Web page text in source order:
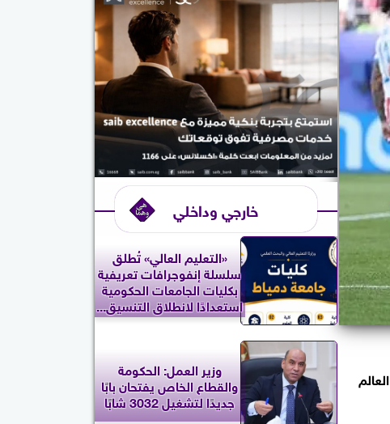
الـ16 من بطولة كأس العالم
خارجي وداخلي
«التعليم العالي» تُطلق
سلسلة إنفوجرافات تعريفية
بكليات الجامعات الحكومية
استعدادًا لانطلاق التنسيق...
وزير العمل: الحكومة
والقطاع الخاص يفتحان بابًا
جديدًا لتشغيل 3032 شابًا